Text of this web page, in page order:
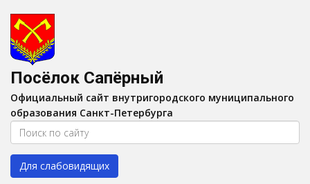
Изображения:
Цвет:A A
Посёлок Сапёрный
Официальный сайт внутригородского муниципального
образования Санкт-Петербурга
Для слабовидящих